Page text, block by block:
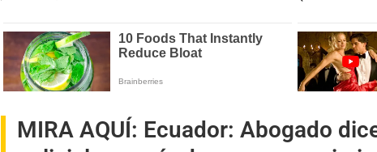
MIRA AQUÍ: Ecuador: Abogado